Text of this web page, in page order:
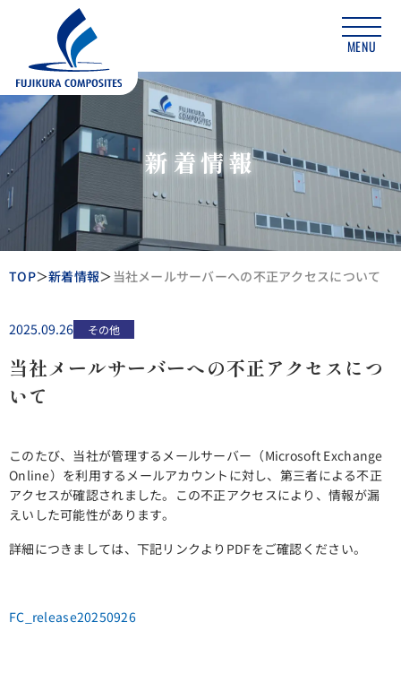
MENU
新着情報
TOP 新着情報 当社メールサーバーへの不正アクセスについて
2025.09.26 その他
当社メールサーバーへの不正アクセスにつ
いて
このたび、当社が管理するメールサーバー（Microsoft Exchange
Online）を利用するメールアカウントに対し、第三者による不正
アクセスが確認されました。この不正アクセスにより、情報が漏
えいした可能性があります。
詳細につきましては、下記リンクよりPDFをご確認ください。
FC_release20250926